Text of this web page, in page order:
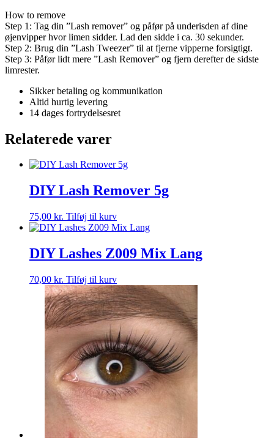
How to remove
Step 1: Tag din ”Lash remover” og påfør på underisden af dine
øjenvipper hvor limen sidder. Lad den sidde i ca. 30 sekunder.
Step 2: Brug din ”Lash Tweezer” til at fjerne vipperne forsigtigt.
Step 3: Påfør lidt mere ”Lash Remover” og fjern derefter de sidste
limrester.
Sikker betaling og kommunikation
Altid hurtig levering
14 dages fortrydelsesret
Relaterede varer
DIY Lash Remover 5g
75,00 kr. Tilføj til kurv
DIY Lashes Z009 Mix Lang
70,00 kr. Tilføj til kurv